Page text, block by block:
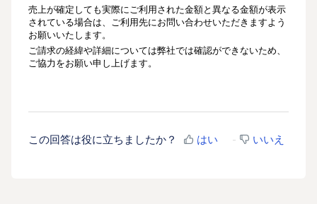
売上が確定しても実際にご利用された金額と異なる金額が表示
されている場合は、ご利用先にお問い合わせいただきますよう
お願いいたします。
ご請求の経緯や詳細については弊社では確認ができないため、
ご協力をお願い申し上げます。
この回答は役に立ちましたか？ はい いいえ